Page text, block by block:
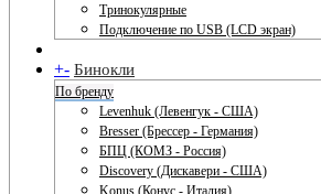
Тринокулярные
Подключение по USB (LCD экран)
+- Бинокли
По бренду
Levenhuk (Левенгук - США)
Bresser (Брессер - Германия)
БПЦ (КОМЗ - Россия)
Discovery (Дискавери - США)
Konus (Конус - Италия)